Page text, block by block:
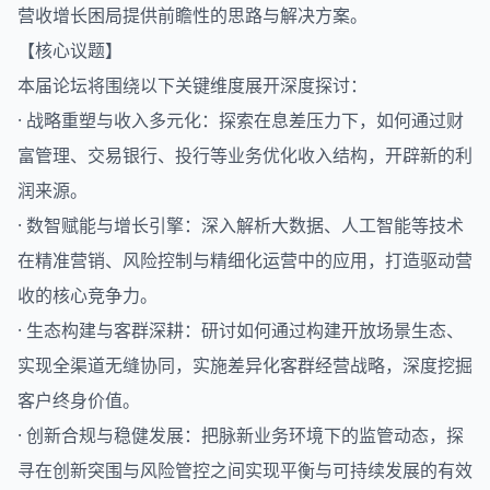
营收增长困局提供前瞻性的思路与解决方案。
【核心议题】
本届论坛将围绕以下关键维度展开深度探讨：
· 战略重塑与收入多元化：探索在息差压力下，如何通过财
富管理、交易银行、投行等业务优化收入结构，开辟新的利
润来源。
· 数智赋能与增长引擎：深入解析大数据、人工智能等技术
在精准营销、风险控制与精细化运营中的应用，打造驱动营
收的核心竞争力。
· 生态构建与客群深耕：研讨如何通过构建开放场景生态、
实现全渠道无缝协同，实施差异化客群经营战略，深度挖掘
客户终身价值。
· 创新合规与稳健发展：把脉新业务环境下的监管动态，探
寻在创新突围与风险管控之间实现平衡与可持续发展的有效